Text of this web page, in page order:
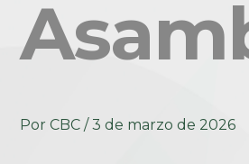
Por CBC / 3 de marzo de 2026